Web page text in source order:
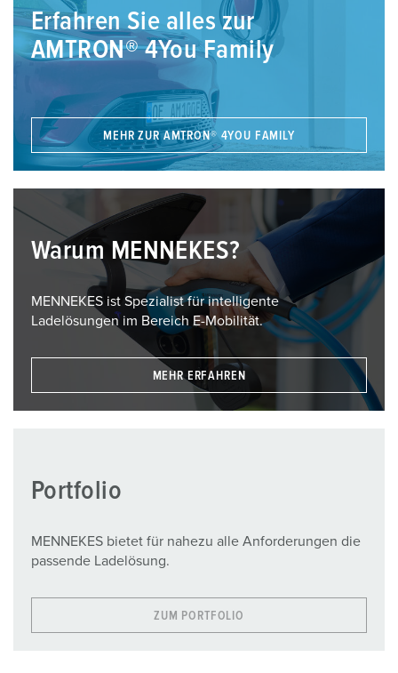
Erfahren Sie alles zur
AMTRON® 4You Family
MEHR ZUR AMTRON® 4YOU FAMILY
Warum MENNEKES?
MENNEKES ist Spezialist für intelligente
Ladelösungen im Bereich E-Mobilität.
MEHR ERFAHREN
Portfolio
MENNEKES bietet für nahezu alle Anforderungen die
passende Ladelösung.
ZUM PORTFOLIO